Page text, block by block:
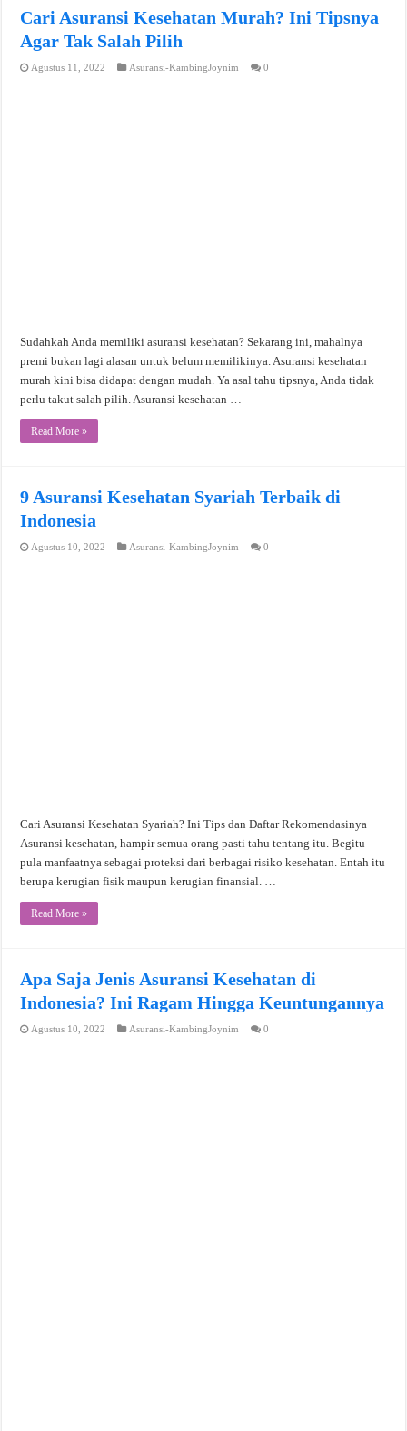
Cari Asuransi Kesehatan Murah? Ini Tipsnya
Agar Tak Salah Pilih
Agustus 11, 2022 Asuransi-KambingJoynim 0
Sudahkah Anda memiliki asuransi kesehatan? Sekarang ini, mahalnya
premi bukan lagi alasan untuk belum memilikinya. Asuransi kesehatan
murah kini bisa didapat dengan mudah. Ya asal tahu tipsnya, Anda tidak
perlu takut salah pilih. Asuransi kesehatan …
Read More »
9 Asuransi Kesehatan Syariah Terbaik di
Indonesia
Agustus 10, 2022 Asuransi-KambingJoynim 0
Cari Asuransi Kesehatan Syariah? Ini Tips dan Daftar Rekomendasinya
Asuransi kesehatan, hampir semua orang pasti tahu tentang itu. Begitu
pula manfaatnya sebagai proteksi dari berbagai risiko kesehatan. Entah itu
berupa kerugian fisik maupun kerugian finansial. …
Read More »
Apa Saja Jenis Asuransi Kesehatan di
Indonesia? Ini Ragam Hingga Keuntungannya
Agustus 10, 2022 Asuransi-KambingJoynim 0